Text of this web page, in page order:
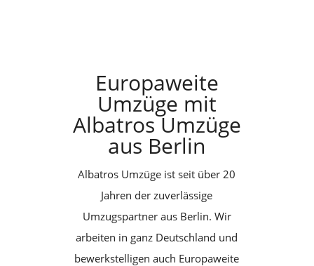
Europaweite
Umzüge mit
Albatros Umzüge
aus Berlin
Albatros Umzüge ist seit über 20
Jahren der zuverlässige
Umzugspartner aus Berlin. Wir
arbeiten in ganz Deutschland und
bewerkstelligen auch Europaweite